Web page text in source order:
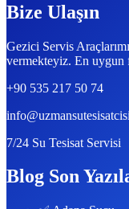
Bize Ulaşın
Gezici Servis
vermekteyiz. En uygun
+90 535 217 50 74
7/24 Su Tesisat Servisi
Blog Son